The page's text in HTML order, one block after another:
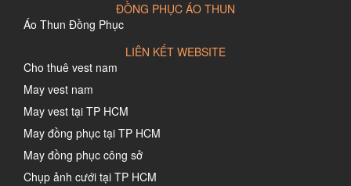
ĐỒNG PHỤC ÁO THUN
Áo Thun Đồng Phục
LIÊN KẾT WEBSITE
Cho thuê vest nam
May vest nam
May vest tại TP HCM
May đồng phục tại TP HCM
May đồng phục công sở
Chụp ảnh cưới tại TP HCM